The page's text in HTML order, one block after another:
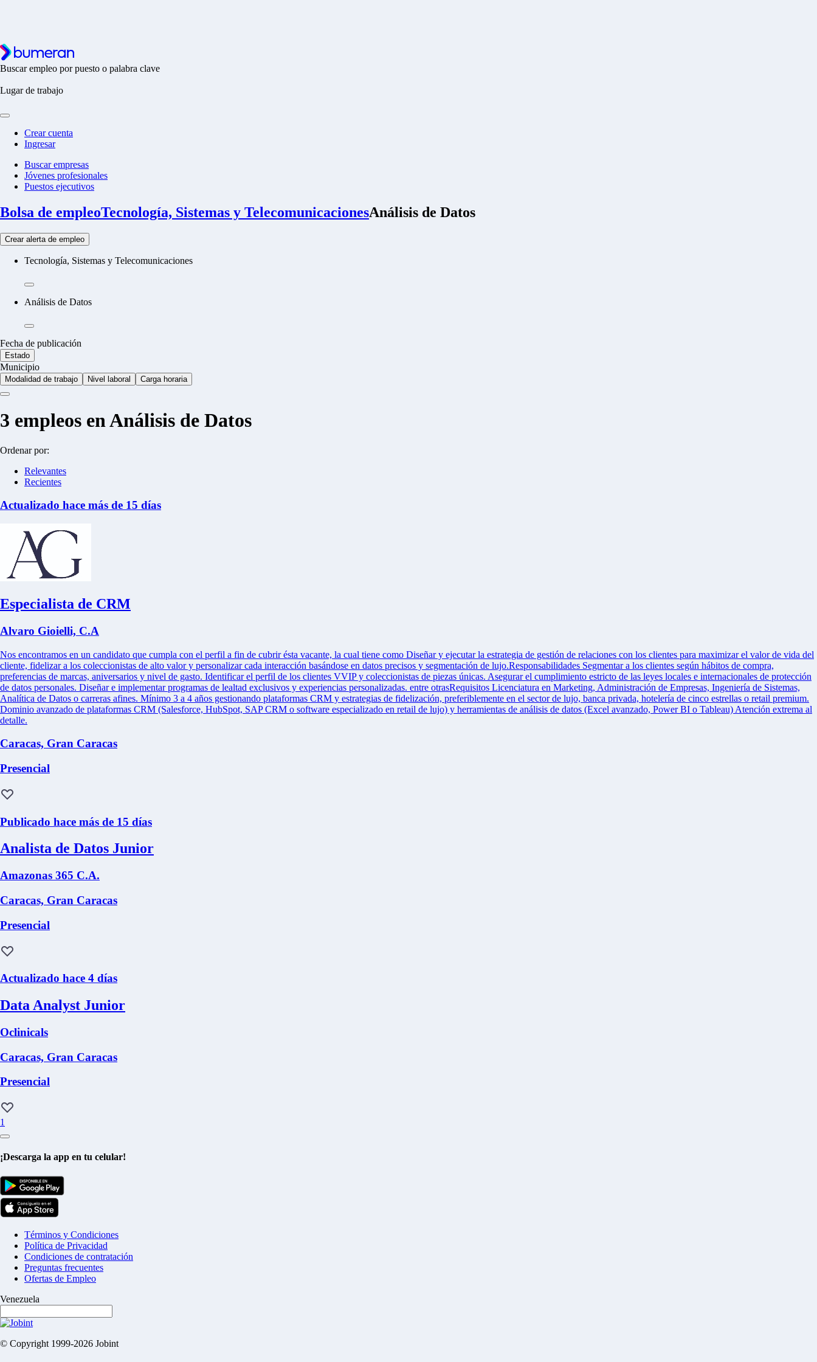
Buscar empleo por puesto o palabra clave
Lugar de trabajo
Crear cuenta
Ingresar
Buscar empresas
Jóvenes profesionales
Puestos ejecutivos
Bolsa de empleoTecnología, Sistemas y TelecomunicacionesAnálisis de Datos
Crear alerta de empleo
Tecnología, Sistemas y Telecomunicaciones
Análisis de Datos
Fecha de publicación
Estado
Municipio
Modalidad de trabajo Nivel laboral Carga horaria
3 empleos en Análisis de Datos
Ordenar por:
Relevantes
Recientes
Actualizado hace más de 15 días
Especialista de CRM
Alvaro Gioielli, C.A
Nos encontramos en un candidato que cumpla con el perfil a fin de cubrir ésta vacante, la cual tiene como Diseñar y ejecutar la estrategia de gestión de relaciones con los clientes para maximizar el valor de vida del
cliente, fidelizar a los coleccionistas de alto valor y personalizar cada interacción basándose en datos precisos y segmentación de lujo.Responsabilidades Segmentar a los clientes según hábitos de compra,
preferencias de marcas, aniversarios y nivel de gasto. Identificar el perfil de los clientes VVIP y coleccionistas de piezas únicas. Asegurar el cumplimiento estricto de las leyes locales e internacionales de protección
de datos personales. Diseñar e implementar programas de lealtad exclusivos y experiencias personalizadas. entre otrasRequisitos Licenciatura en Marketing, Administración de Empresas, Ingeniería de Sistemas,
Analítica de Datos o carreras afines. Mínimo 3 a 4 años gestionando plataformas CRM y estrategias de fidelización, preferiblemente en el sector de lujo, banca privada, hotelería de cinco estrellas o retail premium.
Dominio avanzado de plataformas CRM (Salesforce, HubSpot, SAP CRM o software especializado en retail de lujo) y herramientas de análisis de datos (Excel avanzado, Power BI o Tableau) Atención extrema al
detalle.
Caracas, Gran Caracas
Presencial
Publicado hace más de 15 días
Analista de Datos Junior
Amazonas 365 C.A.
Caracas, Gran Caracas
Presencial
Actualizado hace 4 días
Data Analyst Junior
Oclinicals
Caracas, Gran Caracas
Presencial
1
¡Descarga la app en tu celular!
Términos y Condiciones
Política de Privacidad
Condiciones de contratación
Preguntas frecuentes
Ofertas de Empleo
Venezuela
© Copyright 1999-2026 Jobint